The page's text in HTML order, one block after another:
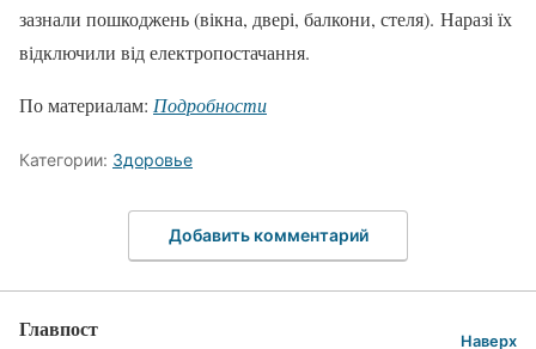
зазнали пошкоджень (вікна, двері, балкони, стеля). Наразі їх
відключили від електропостачання.
По материалам: Подробности
Категории: Здоровье
Добавить комментарий
Главпост Наверх